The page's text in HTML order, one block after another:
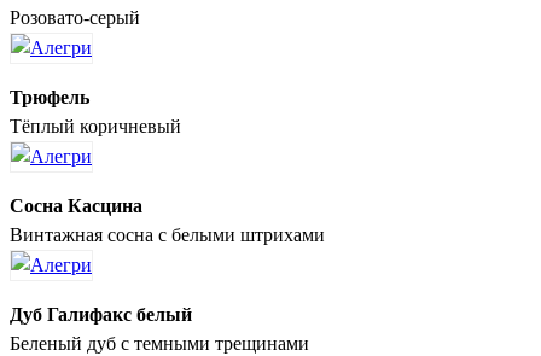
Розовато-серый
Трюфель
Тёплый коричневый
Сосна Касцина
Винтажная сосна с белыми штрихами
Дуб Галифакс белый
Беленый дуб с темными трещинами